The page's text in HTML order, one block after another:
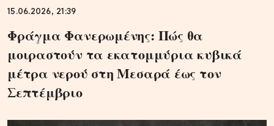
15.06.2026, 21:39
Φράγμα Φανερωμένης: Πώς θα
μοιραστούν τα εκατομμύρια κυβικά
μέτρα νερού στη Μεσαρά έως τον
Σεπτέμβριο